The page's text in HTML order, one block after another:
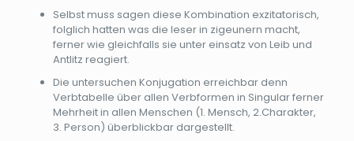
Selbst muss sagen diese Kombination exzitatorisch,
folglich hatten was die leser in zigeunern macht,
ferner wie gleichfalls sie unter einsatz von Leib und
Antlitz reagiert.
Die untersuchen Konjugation erreichbar denn
Verbtabelle über allen Verbformen in Singular ferner
Mehrheit in allen Menschen (1. Mensch, 2.Charakter,
3. Person) überblickbar dargestellt.